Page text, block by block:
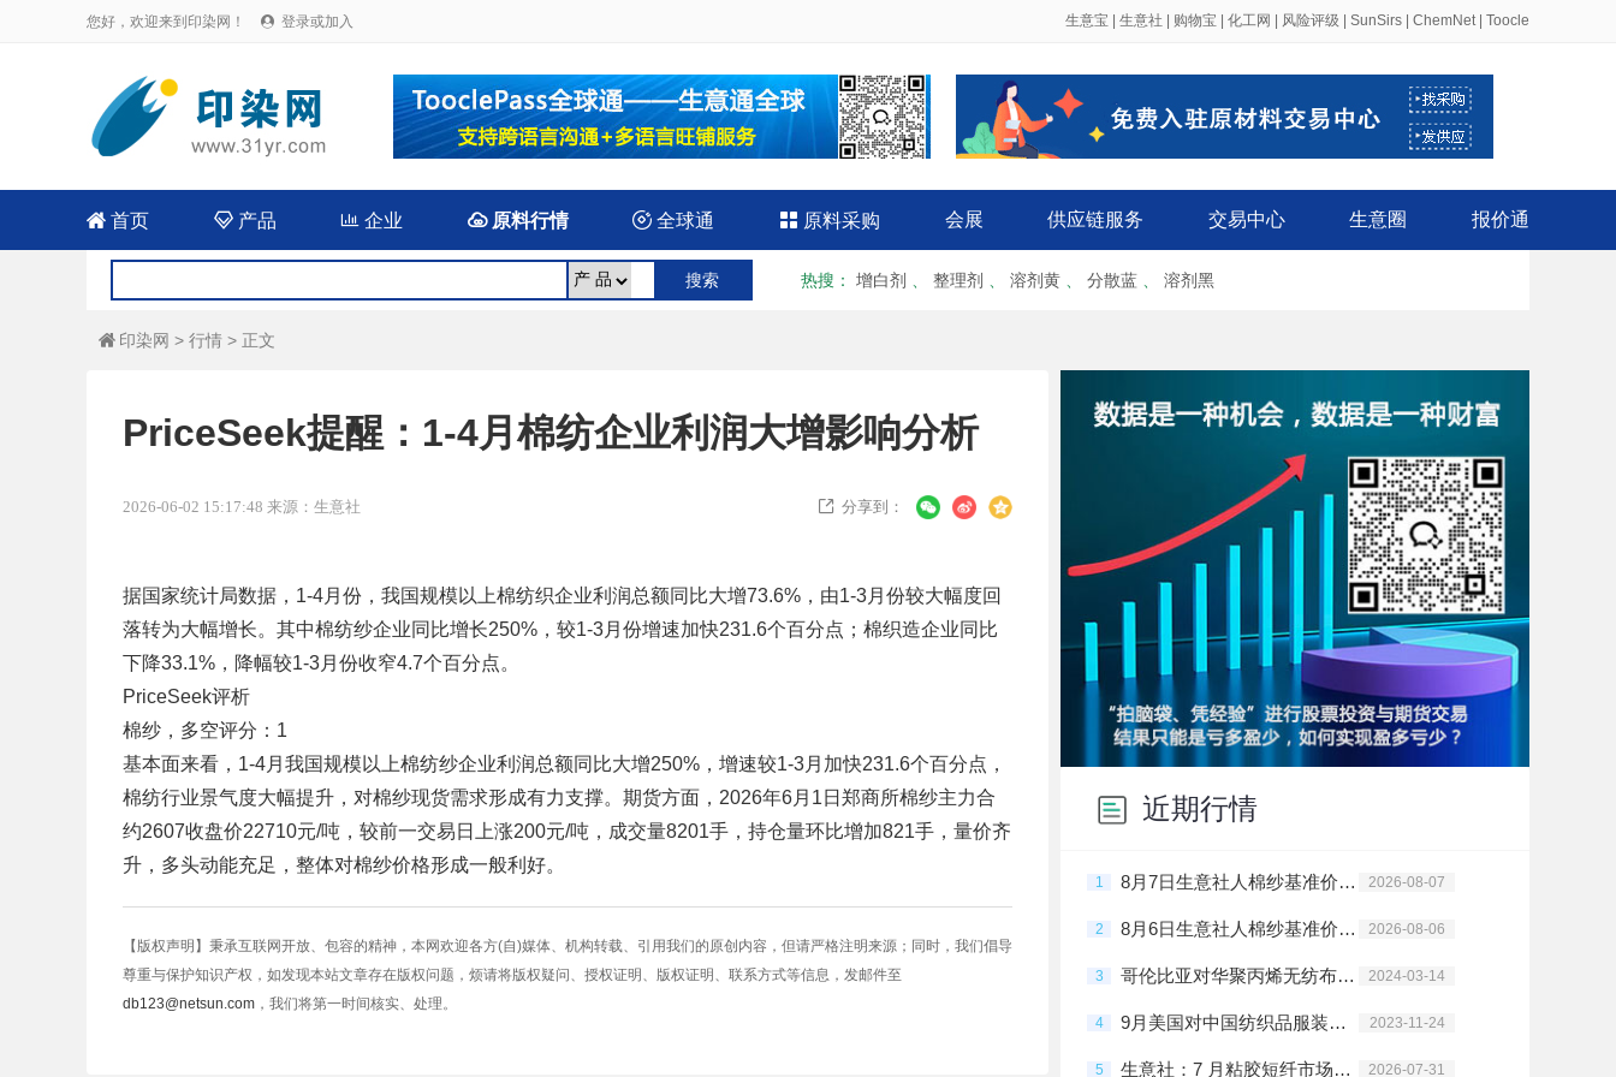
您好，欢迎来到印染网！  登录或加入 生意宝 生意社 购物宝 化工网 风险评级 SunSirs ChemNet| Toocle
 首页 产品  企业 原料行情  全球通  原料采购 会展 供应链服务 交易中心 生意圈 报价通
热搜 ： 增白剂 整理剂 溶剂黄 分散蓝 溶剂黑
 印染网 > 行情 > 正文
PriceSeek提醒：1-4月棉纺企业利润大增影响分析
2026-06-02 15:17:48 来源：生意社  分享到：
据国家统计局数据，1-4月份，我国规模以上棉纺织企业利润总额同比大增73.6%，由1-3月份较大幅度回
落转为大幅增长。其中棉纺纱企业同比增长250%，较1-3月份增速加快231.6个百分点；棉织造企业同比
下降33.1%，降幅较1-3月份收窄4.7个百分点。
PriceSeek评析
棉纱，多空评分：1
基本面来看，1-4月我国规模以上棉纺纱企业利润总额同比大增250%，增速较1-3月加快231.6个百分点，
棉纺行业景气度大幅提升，对棉纱现货需求形成有力支撑。期货方面，2026年6月1日郑商所棉纱主力合
约2607收盘价22710元/吨，较前一交易日上涨200元/吨，成交量8201手，持仓量环比增加821手，量价齐
升，多头动能充足，整体对棉纱价格形成一般利好。
【版权声明】秉承互联网开放、包容的精神，本网欢迎各方(自)媒体、机构转载、引用我们的原创内容，但请严格注明来源；同时，我们倡导
尊重与保护知识产权，如发现本站文章存在版权问题，烦请将版权疑问、授权证明、版权证明、联系方式等信息，发邮件至
db123@netsun.com ，我们将第一时间核实、处理。
近期行情
1 8月7日生意社人棉纱基准价为17925.00元/吨 2026-08-07
2 8月6日生意社人棉纱基准价为17925.00元/吨 2026-08-06
3 哥伦比亚对华聚丙烯无纺布启动反倾销调查 2024-03-14
4 9月美国对中国纺织品服装进口增加 2023-11-24
5 生意社：7 月粘胶短纤市场走势维稳 2026-07-31